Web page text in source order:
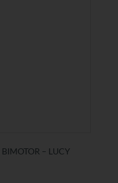
– LUCY